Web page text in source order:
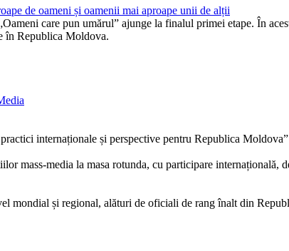
de oameni și oamenii mai aproape unii de alții
care pun umărul” ajunge la finalul primei etape. În
în Republica Moldova.
internaționale și perspective pentru Republica Moldova”
mass-media la masa rotunda, cu participare internațională,
și regional, alături de oficiali de rang înalt din